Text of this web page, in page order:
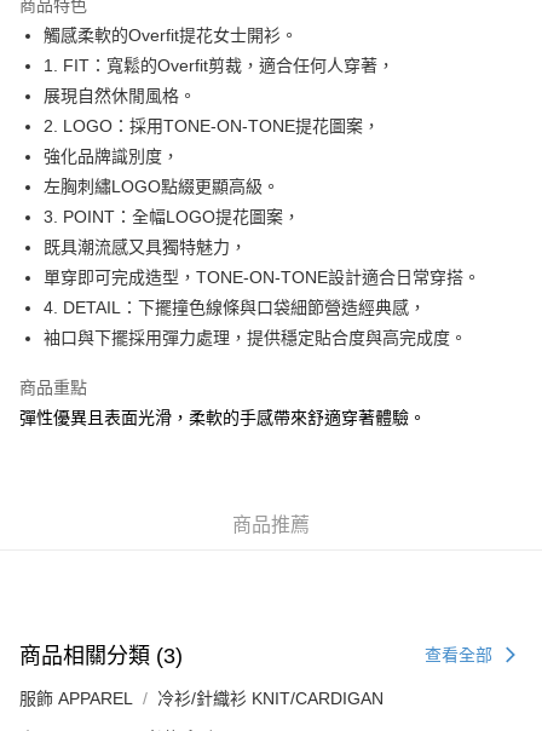
AlipayHK
WeChat Pay
送貨方式
每筆HK$50.00，滿HK$499.00或以上免運費
付款後順豐合作便利店
每筆HK$50.00，滿HK$499.00或以上免運費
送貨上門免運優惠
配送至澳門
商品特色
觸感柔軟的Overfit提花女士開衫。
1. FIT：寬鬆的Overfit剪裁，適合任何人穿著，
展現自然休閒風格。
2. LOGO：採用TONE-ON-TONE提花圖案，
強化品牌識別度，
左胸刺繡LOGO點綴更顯高級。
3. POINT：全幅LOGO提花圖案，
既具潮流感又具獨特魅力，
單穿即可完成造型，TONE-ON-TONE設計適合日常穿搭。
4. DETAIL：下擺撞色線條與口袋細節營造經典感，
袖口與下擺採用彈力處理，提供穩定貼合度與高完成度。
商品重點
彈性優異且表面光滑，柔軟的手感帶來舒適穿著體驗。
商品推薦
商品相關分類 (3) 查看全部
服飾 APPAREL 冷衫/針織衫 KNIT/CARDIGAN